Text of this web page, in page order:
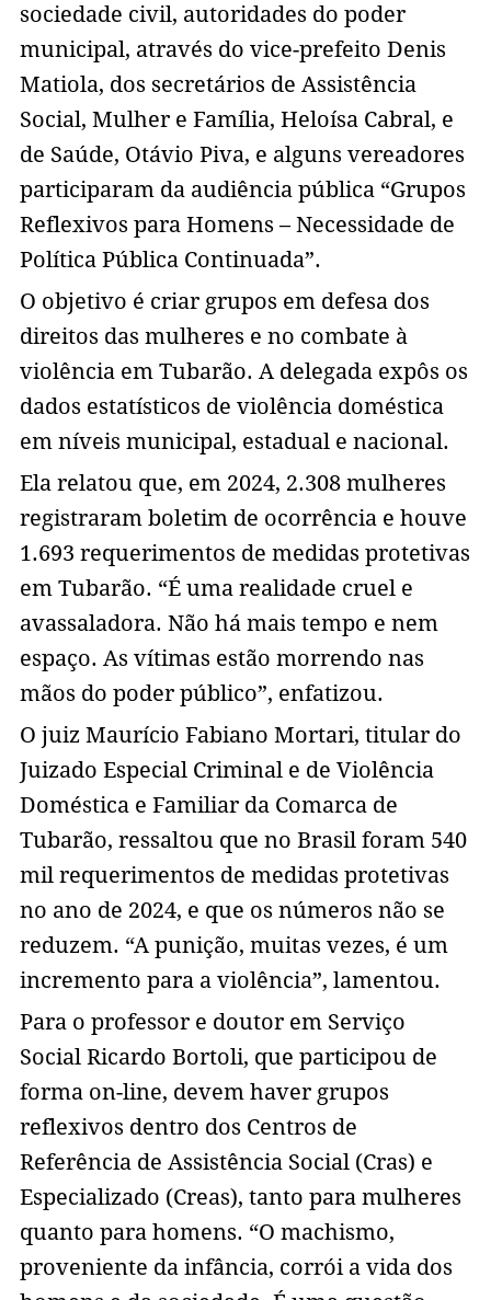
sociedade civil, autoridades do poder
municipal, através do vice-prefeito Denis
Matiola, dos secretários de Assistência
Social, Mulher e Família, Heloísa Cabral, e
de Saúde, Otávio Piva, e alguns vereadores
participaram da audiência pública “Grupos
Reflexivos para Homens – Necessidade de
Política Pública Continuada”.
O objetivo é criar grupos em defesa dos
direitos das mulheres e no combate à
violência em Tubarão. A delegada expôs os
dados estatísticos de violência doméstica
em níveis municipal, estadual e nacional.
Ela relatou que, em 2024, 2.308 mulheres
registraram boletim de ocorrência e houve
1.693 requerimentos de medidas protetivas
em Tubarão. “É uma realidade cruel e
avassaladora. Não há mais tempo e nem
espaço. As vítimas estão morrendo nas
mãos do poder público”, enfatizou.
O juiz Maurício Fabiano Mortari, titular do
Juizado Especial Criminal e de Violência
Doméstica e Familiar da Comarca de
Tubarão, ressaltou que no Brasil foram 540
mil requerimentos de medidas protetivas
no ano de 2024, e que os números não se
reduzem. “A punição, muitas vezes, é um
incremento para a violência”, lamentou.
Para o professor e doutor em Serviço
Social Ricardo Bortoli, que participou de
forma on-line, devem haver grupos
reflexivos dentro dos Centros de
Referência de Assistência Social (Cras) e
Especializado (Creas), tanto para mulheres
quanto para homens. “O machismo,
proveniente da infância, corrói a vida dos